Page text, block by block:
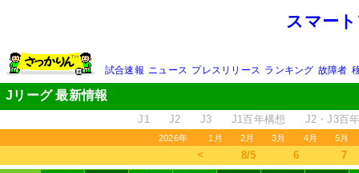
スマー
試合速報 ニュース プレスリリース ランキング 故障者
Jリーグ 最新情報
J1 J2 J3 J1百年構想 J2・J3百
2026年 1月 2月 3月 4月 5月
＜ 8/5 6 7